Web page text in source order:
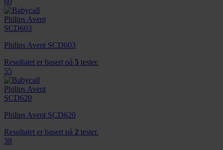
Philips Avent SCD603
Resultatet er basert på 5 tester.
55
Philips Avent SCD620
Resultatet er basert på 2 tester.
38